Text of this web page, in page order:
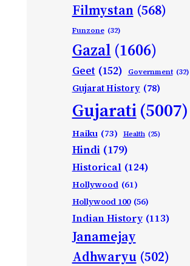
Filmystan (568)
Funzone (32)
Gazal (1606)
Geet (152) Government (32)
Gujarat History (78)
Gujarati(5007)
Haiku (73) Health (25)
Hindi (179)
Historical (124)
Hollywood (61)
Hollywood 100 (56)
Indian History (113)
Janamejay
Adhwaryu (502)